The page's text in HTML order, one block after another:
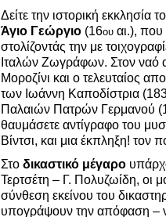
Δείτε την ιστορική
Άγιο Γεώργιο (16ου αι.), που
στολίζοντάς την με
Ιταλών Ζωγράφων. Στον ναό
Μοροζίνι και ο τελευταίος
των Ιωάννη Καποδίστρια
Παλαιών Πατρών Γερμανού
θαυμάσετε αντίγραφο του
Βίντσι, και μια έκπληξη!
Στο δικαστικό μέγαρο
Τερτσέτη – Γ. Πολυζωίδη, οι
σύνθεση εκείνου του
υπογράψουν την απόφαση –